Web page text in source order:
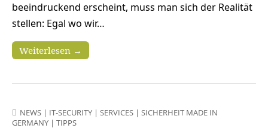
beeindruckend erscheint, muss man sich der Realität
stellen: Egal wo wir…
Weiterlesen →
NEWS | IT-SECURITY | SERVICES | SICHERHEIT MADE IN
GERMANY | TIPPS